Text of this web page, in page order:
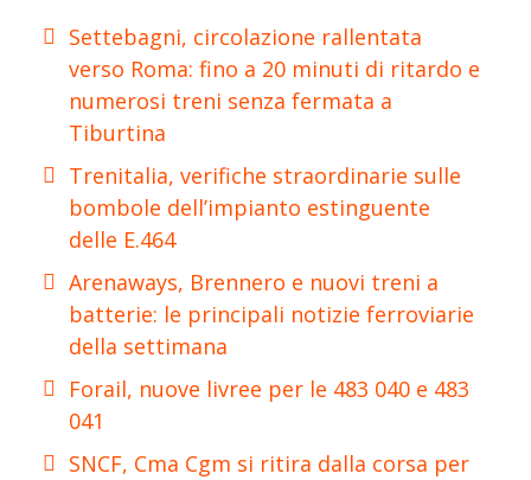
Settebagni, circolazione rallentata
verso Roma: fino a 20 minuti di ritardo e
numerosi treni senza fermata a
Tiburtina
Trenitalia, verifiche straordinarie sulle
bombole dell’impianto estinguente
delle E.464
Arenaways, Brennero e nuovi treni a
batterie: le principali notizie ferroviarie
della settimana
Forail, nuove livree per le 483 040 e 483
041
SNCF, Cma Cgm si ritira dalla corsa per